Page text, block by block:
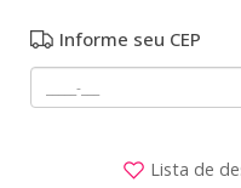
Informe seu CEP
Lista de